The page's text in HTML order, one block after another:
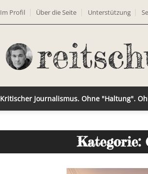
Im Profil Über die Seite Unterstützung
Kritischer Journalismus. Ohne "Haltung".
Kategorie: